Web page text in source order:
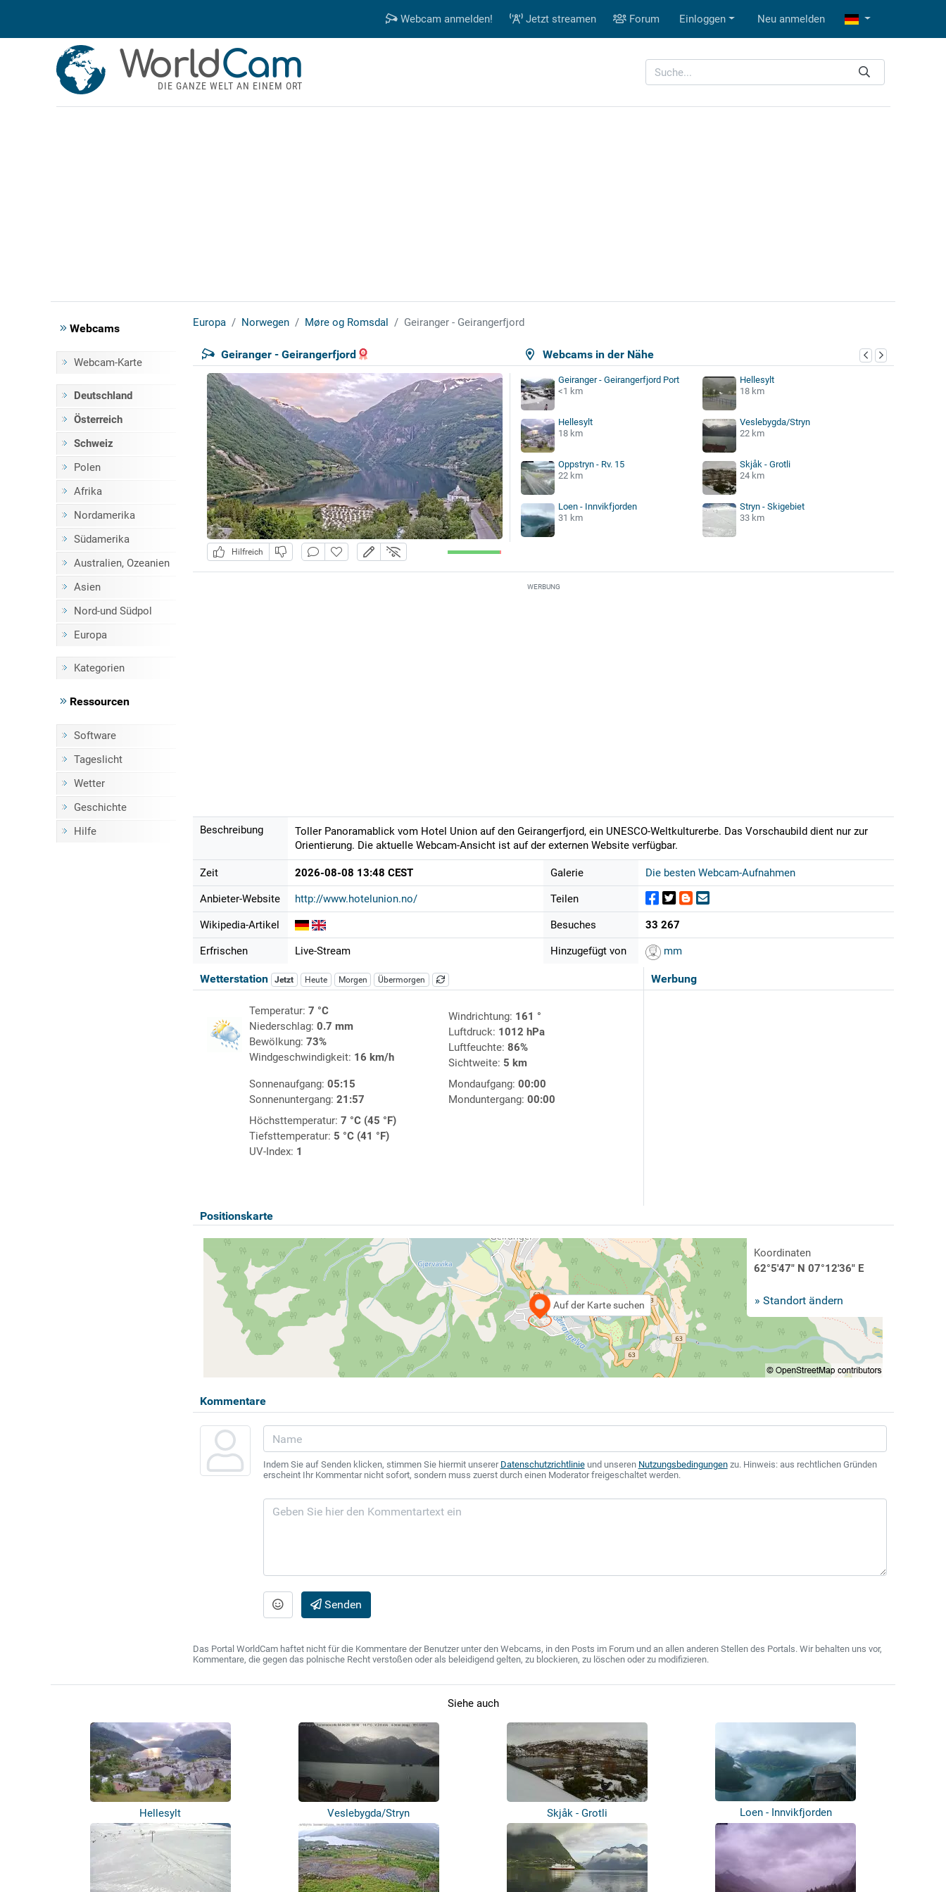
Webcam anmelden! Jetzt streamen Forum Einloggen Neu anmelden
WorldCam
DIE GANZE WELT AN EINEM ORT
Webcams
Webcam-Karte
Deutschland
Österreich
Schweiz
Polen
Afrika
Nordamerika
Südamerika
Australien, Ozeanien
Asien
Nord-und Südpol
Europa
Kategorien
Ressourcen
Software
Tageslicht
Wetter
Geschichte
Hilfe
Europa Norwegen Møre og Romsdal Geiranger - Geirangerfjord
Webcams in der Nähe
Geiranger - Geirangerfjord
Hilfreich
Geiranger - Geirangerfjord Port
<1 km
Hellesylt
18 km
Hellesylt
18 km
Veslebygda/Stryn
22 km
Oppstryn - Rv. 15
22 km
Skjåk - Grotli
24 km
Loen - Innvikfjorden
31 km
Stryn - Skigebiet
33 km
WERBUNG
Beschreibung
Toller Panoramablick vom Hotel Union auf den Geirangerfjord, ein UNESCO-Weltkulturerbe. Das Vorschaubild dient nur zur
Orientierung. Die aktuelle Webcam-Ansicht ist auf der externen Website verfügbar.
Zeit 2026-08-08 13:48 CEST
Anbieter-Website http://www.hotelunion.no/
Wikipedia-Artikel
Erfrischen Live-Stream
Galerie Die besten Webcam-Aufnahmen
Teilen
Besuches 33 267
Hinzugefügt von mm
Werbung
Wetterstation Jetzt Heute Morgen Übermorgen
Temperatur: 7 °C
Niederschlag: 0.7 mm
Bewölkung: 73%
Windgeschwindigkeit: 16 km/h
Windrichtung: 161 °
Luftdruck: 1012 hPa
Luftfeuchte: 86%
Sichtweite: 5 km
Sonnenaufgang: 05:15
Sonnenuntergang: 21:57
Mondaufgang: 00:00
Monduntergang: 00:00
Höchsttemperatur: 7 °C (45 °F)
Tiefsttemperatur: 5 °C (41 °F)
UV-Index: 1
Positionskarte
Auf der Karte suchen
Koordinaten
62°5'47" N 07°12'36" E
» Standort ändern
Kommentare
Indem Sie auf Senden klicken, stimmen Sie hiermit unserer Datenschutzrichtlinieund unseren Nutzungsbedingungenzu. Hinweis: aus rechtlichen Gründen
erscheint Ihr Kommentar nicht sofort, sondern muss zuerst durch einen Moderator freigeschaltet werden.
Senden
Das Portal WorldCam haftet nicht für die Kommentare der Benutzer unter den Webcams, in den Posts im Forum und an allen anderen Stellen des Portals. Wir behalten uns vor,
Kommentare, die gegen das polnische Recht verstoßen oder als beleidigend gelten, zu blockieren, zu löschen oder zu modifizieren.
Siehe auch
Hellesylt Veslebygda/Stryn Skjåk - Grotli Loen - Innvikfjorden